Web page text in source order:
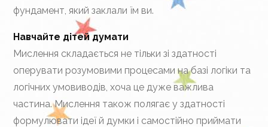
фундамент, який заклали їм ви.
Навчайте дітей думати
Мислення складається не тільки зі здатності
оперувати розумовими процесами на базі логіки та
логічних умовиводів, хоча це дуже важлива
частина. Мислення також полягає у здатності
формулювати ідеї й думки і самостійно приймати